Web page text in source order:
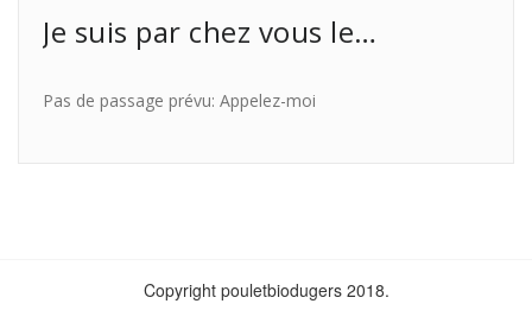
Je suis par chez vous le…
Pas de passage prévu: Appelez-moi
Copyright pouletbiodugers 2018.